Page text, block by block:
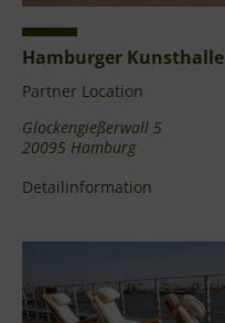
Hamburger Kunsthalle
Partner Location
Glockengießerwall 5
20095 Hamburg
Detailinformation